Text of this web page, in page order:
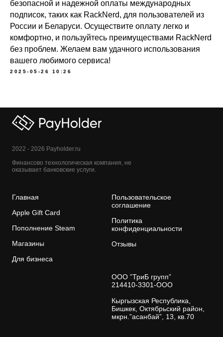
безопасной и надежной оплаты международных
подписок, таких как RackNerd, для пользователей из
России и Беларуси. Осуществите оплату легко и
комфортно, и пользуйтесь преимуществами RackNerd
без проблем. Желаем вам удачного использования
вашего любимого сервиса!
2025-05-26 10:26
2022 - 2026 Payholder.ru
Финансово технологическая компания, не
оказывает банковские услуги.
Главная
Apple Gift Card
Пополнение Steam
Магазины
Для бизнеса
Пользовательское
соглашение
Политика
конфиденциальности
Отзывы
ООО ”ТриБ групп”
214410-3301-ООО
Кыргызская Республика,
Бишкек, Октябрьский район,
мкрн.”асанбай”, 13, кв.70